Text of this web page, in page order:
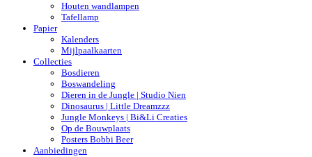
Houten wandlampen
Tafellamp
Papier
Kalenders
Mijlpaalkaarten
Collecties
Bosdieren
Boswandeling
Dieren in de Jungle | Studio Nien
Dinosaurus | Little Dreamzzz
Jungle Monkeys | Bi&Li Creaties
Op de Bouwplaats
Posters Bobbi Beer
Aanbiedingen